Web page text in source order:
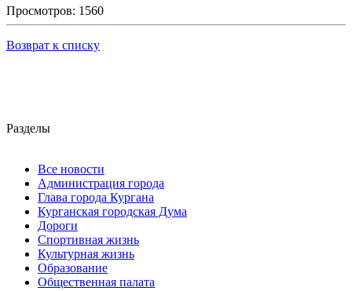
Просмотров: 1560
Возврат к списку
Разделы
Все новости
Администрация города
Глава города Кургана
Курганская городская Дума
Дороги
Спортивная жизнь
Культурная жизнь
Образование
Общественная палата